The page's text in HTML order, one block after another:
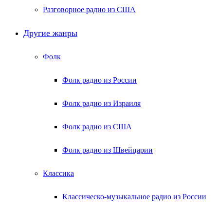
Разговорное радио из США
Другие жанры
Фолк
Фолк радио из России
Фолк радио из Израиля
Фолк радио из США
Фолк радио из Швейцарии
Классика
Классическо-музыкальное радио из России